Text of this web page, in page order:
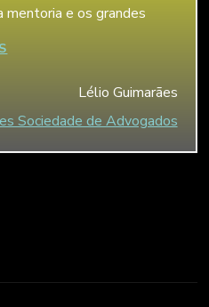
mentoria e os grandes
Lélio Guimarães
Sociedade de Advogados